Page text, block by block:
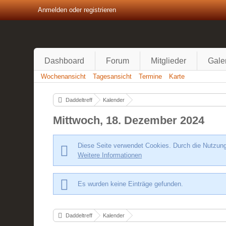
Anmelden oder registrieren
Dashboard Forum Mitglieder
Wochenansicht Tagesansicht Termine Karte
Daddeltreff Kalender
Mittwoch, 18. Dezember 2024
Diese Seite verwendet Cookies. Durch die
Weitere Informationen
Es wurden keine Einträge gefunden.
Daddeltreff Kalender